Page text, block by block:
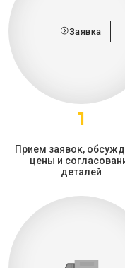
Заявка
1
Прием заявок,
цены и
деталей